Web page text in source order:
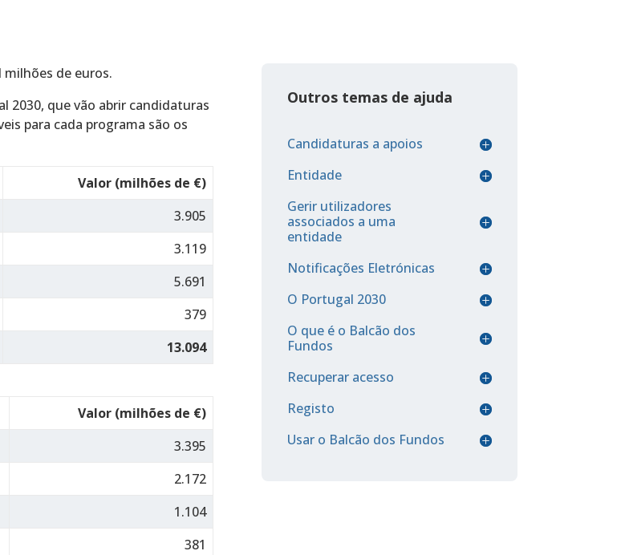
de euros.
2030, que vão abrir candidaturas
para cada programa são os
Valor (milhões de €)
3.905
3.119
5.691
379
13.094
Valor (milhões de €)
3.395
2.172
1.104
381
Outros temas de ajuda
Candidaturas a apoios
Entidade
Gerir utilizadores
associados a uma
entidade
Notificações Eletrónicas
O Portugal 2030
O que é o Balcão dos
Fundos
Recuperar acesso
Registo
Usar o Balcão dos Fundos